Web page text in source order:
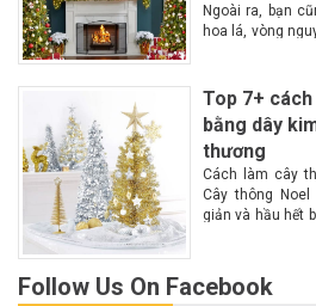
Ngoài ra, bạn
hoa lá, vòng
Top 7+
bằng dây
thương
Cách làm cây
Cây thông
giản và hầu hết
Follow Us On Facebook